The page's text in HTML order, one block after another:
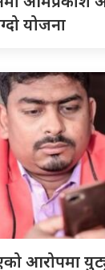
योजना
आरोपमा